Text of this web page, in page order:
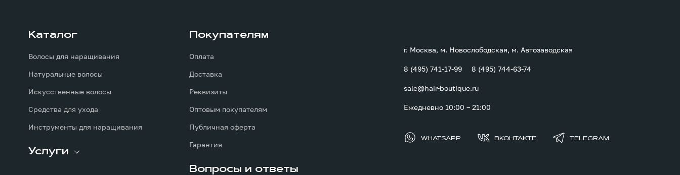
Каталог
Волосы для наращивания
Натуральные волосы
Искусственные волосы
Средства для ухода
Инструменты для наращивания
Услуги
Покупателям
Оплата
Доставка
Реквизиты
Оптовым покупателям
Публичная оферта
Гарантия
Вопросы и ответы
г. Москва, м. Новослободская, м. Автозаводская
8 (495) 741-17-99 8 (495) 744-63-74
sale@hair-boutique.ru
Ежедневно 10:00 – 21:00
WHATSAPP ВКОНТАКТЕ TELEGRAM